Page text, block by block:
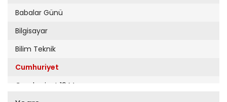
Babalar Günü
Bilgisayar
Bilim Teknik
Cumhuriyet
Cumhuriyet 19 Mayıs